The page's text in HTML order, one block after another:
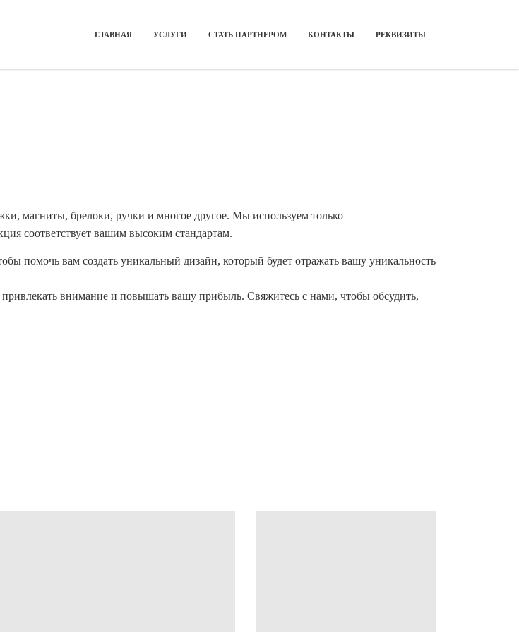
ГЛАВНАЯ УСЛУГИ СТАТЬ ПАРТНЕРОМ КОНТАКТЫ РЕКВИЗИТЫ
магниты, брелоки, ручки и многое другое. Мы используем только
соответствует вашим высоким стандартам.
помочь вам создать уникальный дизайн, который будет отражать вашу уникальность
внимание и повышать вашу прибыль. Свяжитесь с нами, чтобы обсудить,